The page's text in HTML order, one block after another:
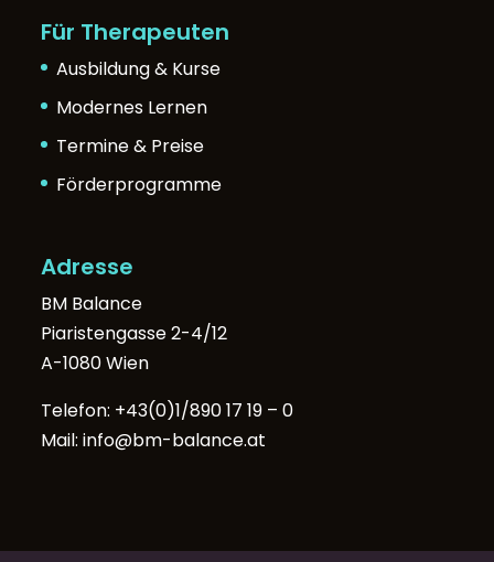
Für Therapeuten
Ausbildung & Kurse
Modernes Lernen
Termine & Preise
Förderprogramme
Adresse
BM Balance
Piaristengasse 2-4/12
A-1080 Wien
Telefon: +43(0)1/890 17 19 – 0
Mail:info@bm-balance.at